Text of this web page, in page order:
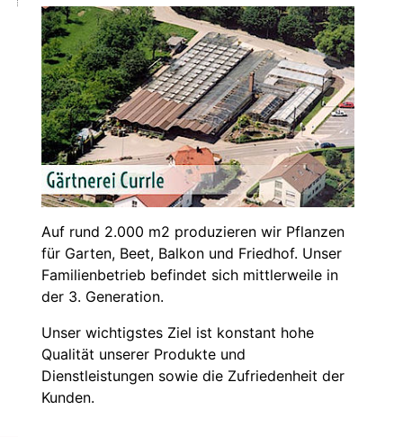
Auf rund 2.000 m2 produzieren wir Pflanzen
für Garten, Beet, Balkon und Friedhof. Unser
Familienbetrieb befindet sich mittlerweile in
der 3. Generation.
Unser wichtigstes Ziel ist konstant hohe
Qualität unserer Produkte und
Dienstleistungen sowie die Zufriedenheit der
Kunden.